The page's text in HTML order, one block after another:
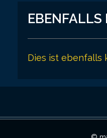
EBENFALLS
Dies ist ebenfalls